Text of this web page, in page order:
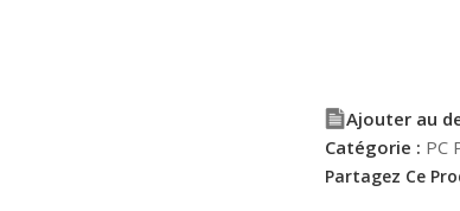
Ajouter au
Catégorie : PC
Partagez Ce